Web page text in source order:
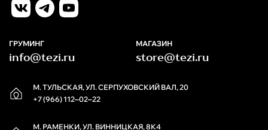
М. ТУЛЬСКАЯ, УЛ. СЕРПУХОВСКИЙ ВАЛ, 20
+7 (966) 112‒02‒22
М. РАМЕНКИ, УЛ. ВИННИЦКАЯ, 8К4
ГРУМИНГ
info@tezi.ru
МАГАЗИН
store@tezi.ru